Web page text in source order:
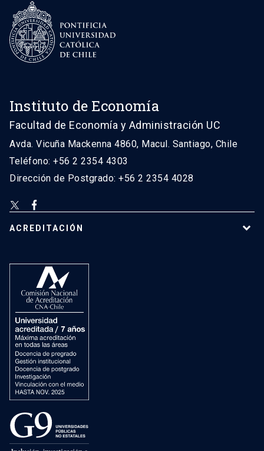
Instituto de Economía
Facultad de Economía y Administración UC
Avda. Vicuña Mackenna 4860, Macul. Santiago, Chile
Teléfono: +56 2 2354 4303
Dirección de Postgrado: +56 2 2354 4028
ACREDITACIÓN